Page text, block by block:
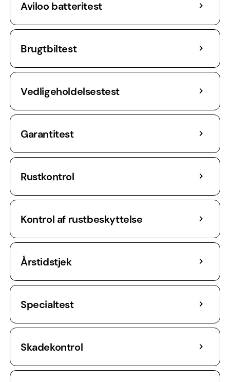
Aviloo batteritest
Brugtbiltest
Vedligeholdelsestest
Garantitest
Rustkontrol
Kontrol af rustbeskyttelse
Årstidstjek
Specialtest
Skadekontrol